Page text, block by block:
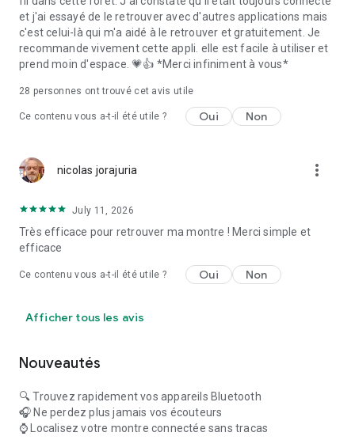
et j'ai essayé de le retrouver avec d'autres applications mais
c'est celui-là qui m'a aidé à le retrouver et gratuitement. Je
recommande vivement cette appli. elle est facile à utiliser et
prend moin d'espace. 💗👍 *Merci infiniment à vous*
28 personnes ont trouvé cet avis utile
Ce contenu vous a-t-il été utile ? Oui Non
nicolas jorajuria more_vert
July 11, 2026
Très efficace pour retrouver ma montre ! Merci simple et
efficace
Ce contenu vous a-t-il été utile ? Oui Non
Afficher tous les avis
Nouveautés
🔍 Trouvez rapidement vos appareils Bluetooth
🎧 Ne perdez plus jamais vos écouteurs
⌚ Localisez votre montre connectée sans tracas